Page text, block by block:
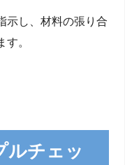
示し、材料の張り合
。
チェッ